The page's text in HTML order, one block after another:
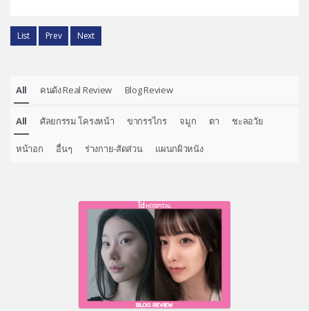
List Prev Next
All คนดัง Real Review Blog Review
All ศัลยกรรม โครงหน้า ขากรรไกร จมูก ตา ชะลอวัย
หน้าอก อื่นๆ ร่างกาย-สัดส่วน แผนกผิวหนัง